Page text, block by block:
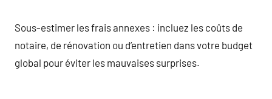
Sous-estimer les frais annexes : incluez les coûts de
notaire, de rénovation ou d’entretien dans votre budget
global pour éviter les mauvaises surprises.